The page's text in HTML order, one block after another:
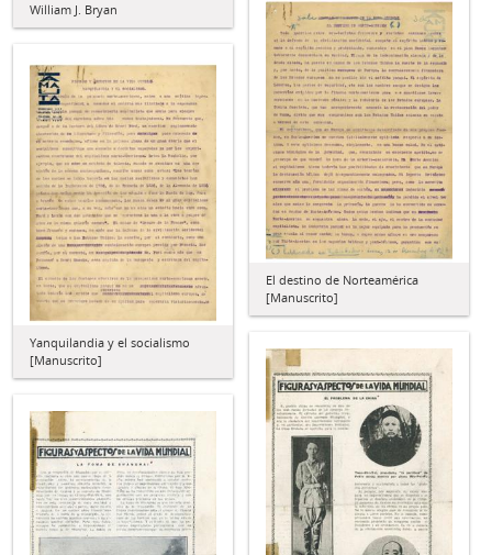
William J. Bryan
El destino de Norteamérica
[Manuscrito]
Yanquilandia y el socialismo
[Manuscrito]